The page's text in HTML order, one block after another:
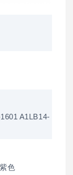
A1LB14-
色